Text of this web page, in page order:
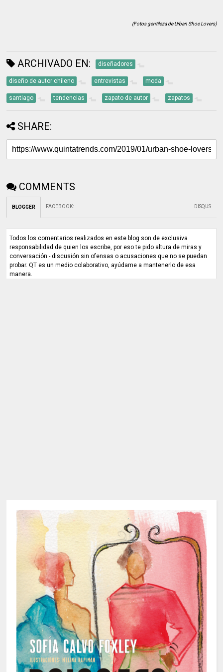
(Fotos gentileza de Urban Shoe Lovers)
ARCHIVADO EN: diseñadores
diseño de autor chileno entrevistas moda
santiago tendencias zapato de autor zapatos
SHARE:
COMMENTS
BLOGGER FACEBOOK: DISQUS
Todos los comentarios realizados en este blog son de exclusiva
responsabilidad de quien los escribe, por eso te pido altura de miras y
conversación - discusión sin ofensas o acusaciones que no se puedan
probar. QT es un medio colaborativo, ayúdame a mantenerlo de esa
manera.